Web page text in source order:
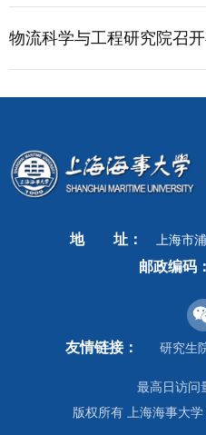
度笼子” 廉洁文化公开课
教授来重点实验室学术访问
物流科学与工程研究院召
作会议
地 址： 上海市
邮政编码：
友情链接： 研究生
最高日访问
版权所有 上海海事大